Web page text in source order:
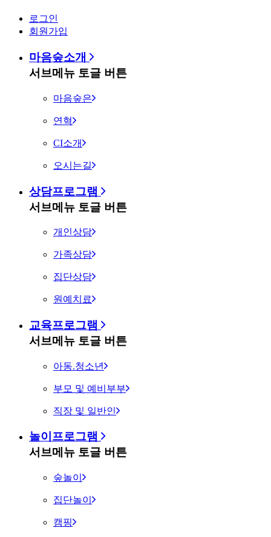
로그인
회원가입
마음숲소개
서브메뉴 토글 버튼
마음숲은
연혁
CI소개
오시는길
상담프로그램
서브메뉴 토글 버튼
개인상담
가족상담
집단상담
원예치료
교육프로그램
서브메뉴 토글 버튼
아동.청소년
부모 및 예비부부
직장 및 일반인
놀이프로그램
서브메뉴 토글 버튼
숲놀이
집단놀이
캠핑